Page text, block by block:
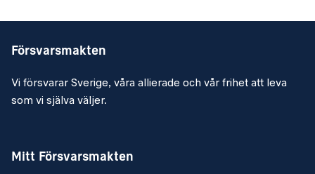
Försvarsmakten
Vi försvarar Sverige, våra allierade och vår frihet att leva
som vi själva väljer.
Mitt Försvarsmakten